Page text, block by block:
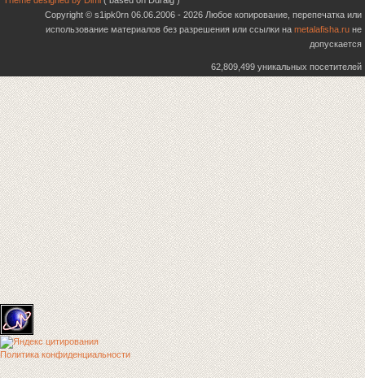
Copyright © s1ipk0rn 06.06.2006 - 2026 Любое копирование, перепечатка или
использование материалов без разрешения или ссылки на metalafisha.ru не
допускается
62,809,499 уникальных посетителей
Политика конфиденциальности